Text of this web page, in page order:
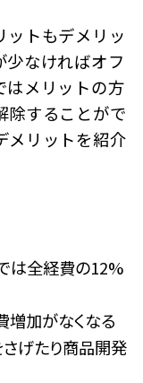
ットもデメリッ
少なければオフ
はメリットの方
除することがで
メリットを紹介
は全経費の12%
加がなくなる
げたり商品開発